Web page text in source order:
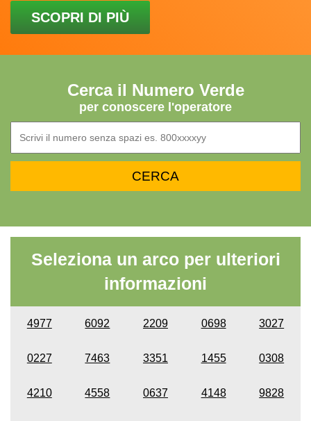
SCOPRI DI PIÙ
Cerca il Numero Verde
per conoscere l'operatore
Seleziona un arco per ulteriori
informazioni
4977 6092 2209 0698 3027
0227 7463 3351 1455 0308
4210 4558 0637 4148 9828